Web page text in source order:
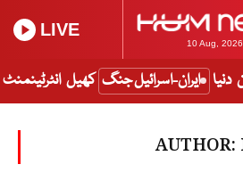
10 Aug, 2026
LIVE
دنیا ایران-اسرائیل جنگ کھیل انٹرٹینمنٹ
AUTHOR: